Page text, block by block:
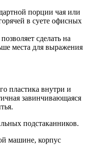
порции чая или
в суете офисных
сделать на
места для выражения
пластика внутри и
завинчивающаяся
подстаканников.
машине, корпус